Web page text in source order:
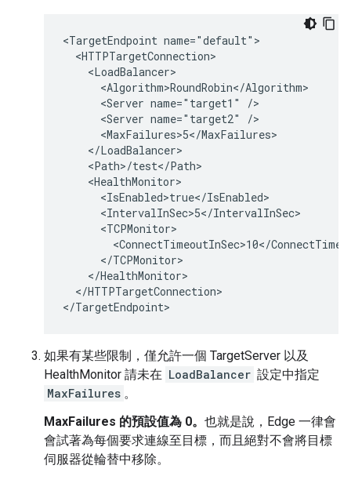
<TargetEndpoint name="default">
  <HTTPTargetConnection>
    <LoadBalancer>
      <Algorithm>RoundRobin</Algorithm>
      <Server name="target1" />
      <Server name="target2" />
      <MaxFailures>5</MaxFailures>
    </LoadBalancer>
    <Path>/test</Path>
    <HealthMonitor>
      <IsEnabled>true</IsEnabled>
      <IntervalInSec>5</IntervalInSec>
      <TCPMonitor>
<ConnectTimeoutInSec>10</
      </TCPMonitor>
    </HealthMonitor>
  </HTTPTargetConnection>
</TargetEndpoint>
如果有某些限制，僅允許一個 TargetServer 以及
HealthMonitor 請未在 LoadBalancer 設定中指定
MaxFailures 。
MaxFailures 的預設值為 0。 也就是說，Edge 一律會
會試著為每個要求連線至目標，而且絕對不會將目標
伺服器從輪替中移除。